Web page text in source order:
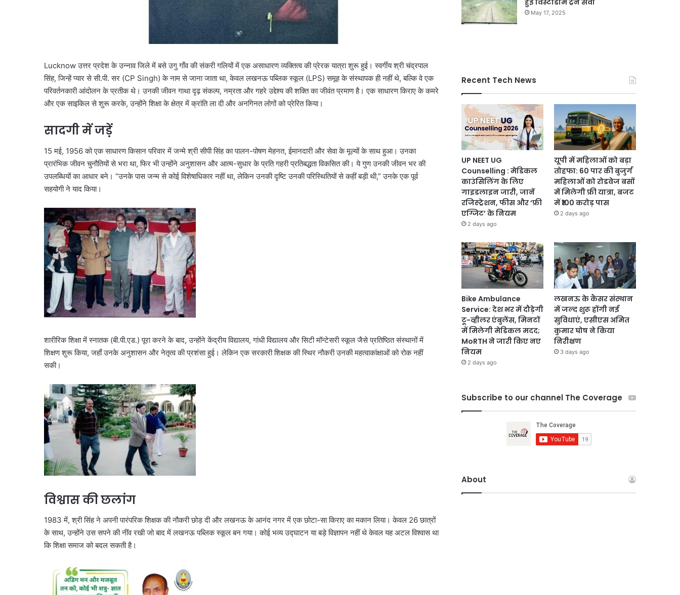
Lucknow उत्तर प्रदेश के उन्नाव जिले में बसे उगु गाँव की संकरी गलियों में एक असाधारण व्यक्तित्व की प्रेरक यात्रा शुरू हुई। स्वर्गीय श्री चंद्रपाल
सिंह, जिन्हें प्यार से सी.पी. सर (CP Singh) के नाम से जाना जाता था, केवल लखनऊ पब्लिक स्कूल (LPS) समूह के संस्थापक ही नहीं थे, बल्कि वे एक
परिवर्तनकारी आंदोलन के प्रतीक थे। उनकी जीवन गाथा दृढ़ संकल्प, नम्रता और गहरे उद्देश्य की शक्ति का जीवंत प्रमाण है। एक साधारण किराए के कमरे
और एक साइकिल से शुरू करके, उन्होंने शिक्षा के क्षेत्र में क्रांति ला दी और अनगिनत लोगों को प्रेरित किया।
सादगी में जड़ें
15 मई, 1956 को एक साधारण किसान परिवार में जन्मे श्री सीपी सिंह का पालन-पोषण मेहनत, ईमानदारी और सेवा के मूल्यों के साथ हुआ। उनका
प्रारंभिक जीवन चुनौतियों से भरा था, फिर भी उन्होंने अनुशासन और आत्म-सुधार के प्रति गहरी प्रतिबद्धता विकसित की। ये गुण उनकी जीवन भर की
उपलब्धियों का आधार बने। “उनके पास जन्म से कोई विशेषाधिकार नहीं था, लेकिन उनकी दृष्टि उनकी परिस्थितियों से कहीं बड़ी थी,” उनके एक पूर्व
सहयोगी ने याद किया।
शारीरिक शिक्षा में स्नातक (बी.पी.एड.) पूरा करने के बाद, उन्होंने केंद्रीय विद्यालय, गांधी विद्यालय और सिटी मॉन्टेसरी स्कूल जैसे प्रतिष्ठित संस्थानों में
शिक्षण शुरू किया, जहाँ उनके अनुशासन और नेतृत्व की प्रशंसा हुई। लेकिन एक सरकारी शिक्षक की स्थिर नौकरी उनकी महत्वाकांक्षाओं को रोक नहीं
सकी।
विश्वास की छलांग
1983 में, श्री सिंह ने अपनी पारंपरिक शिक्षक की नौकरी छोड़ दी और लखनऊ के आनंद नगर में एक छोटा-सा किराए का मकान लिया। केवल 26 छात्रों
के साथ, उन्होंने उस सपने की नींव रखी जो बाद में लखनऊ पब्लिक स्कूल बन गया। कोई भव्य उ‌द्घाटन या बड़े विज्ञापन नहीं थे केवल यह अटल विश्वास था
कि शिक्षा समाज को बदल सकती है।
हुई विस्टाडोम ट्रेन सेवा
May 17, 2025
Recent Tech News
UP NEET UG
Counselling : मेडिकल
काउंसिलिंग के लिए
गाइडलाइन जारी, जानें
रजिस्ट्रेशन, फीस और ‘फ्री
एग्जिट’ के नियम
2 days ago
यूपी में महिलाओं को बड़ा
तोहफा: 60 पार की बुजुर्ग
महिलाओं को रोडवेज बसों
में मिलेगी फ्री यात्रा, बजट
में ₹100 करोड़ पास
2 days ago
Bike Ambulance
Service: देश भर में दौड़ेगी
टू-व्हीलर एंबुलेंस, मिनटों
में मिलेगी मेडिकल मदद;
MoRTH ने जारी किए नए
नियम
2 days ago
लखनऊ के कैंसर संस्थान
में जल्द शुरू होंगी नई
सुविधाएं, एसीएस अमित
कुमार घोष ने किया
निरीक्षण
3 days ago
Subscribe to our channel The Coverage
About